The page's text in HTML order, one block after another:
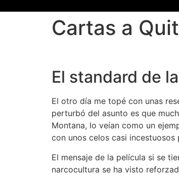
Cartas a
El standard de
El otro día me topé con unas
perturbó del asunto es que
Montana, lo veían como un
con unos celos casi incestuosos
El mensaje de la película si se
narcocultura se ha visto